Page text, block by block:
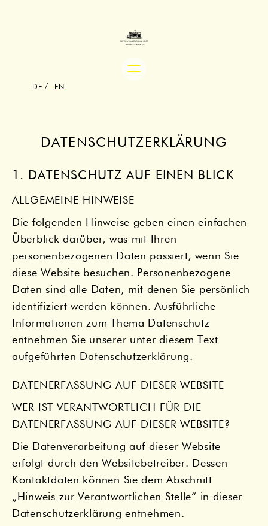
DE EN
DATENSCHUTZ­ERKLÄRUNG
1. DATENSCHUTZ AUF EINEN BLICK
ALLGEMEINE HINWEISE
Die folgenden Hinweise geben einen einfachen
Überblick darüber, was mit Ihren
personenbezogenen Daten passiert, wenn Sie
diese Website besuchen. Personenbezogene
Daten sind alle Daten, mit denen Sie persönlich
identifiziert werden können. Ausführliche
Informationen zum Thema Datenschutz
entnehmen Sie unserer unter diesem Text
aufgeführten Datenschutzerklärung.
DATENERFASSUNG AUF DIESER WEBSITE
WER IST VERANTWORTLICH FÜR DIE
DATENERFASSUNG AUF DIESER WEBSITE?
Die Datenverarbeitung auf dieser Website
erfolgt durch den Websitebetreiber. Dessen
Kontaktdaten können Sie dem Abschnitt
„Hinweis zur Verantwortlichen Stelle“ in dieser
Datenschutzerklärung entnehmen.